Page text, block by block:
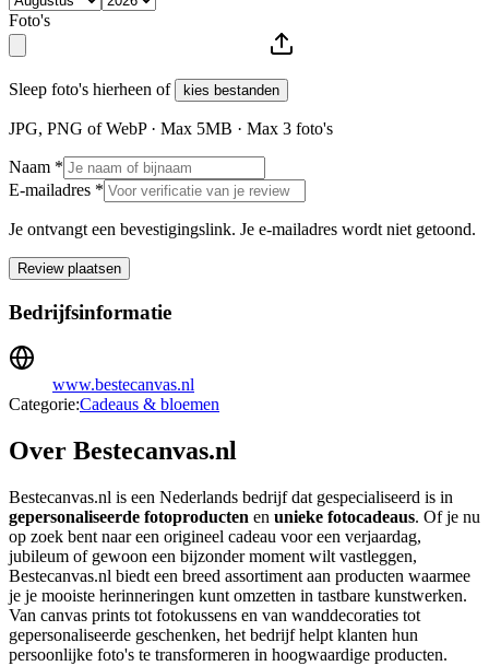
Foto's
Sleep foto's hierheen of kies bestanden
JPG, PNG of WebP · Max 5MB · Max 3 foto's
Naam *
E-mailadres *
Je ontvangt een bevestigingslink. Je e-mailadres wordt niet getoond.
Review plaatsen
Bedrijfsinformatie
www.bestecanvas.nl
Categorie:Cadeaus & bloemen
Over Bestecanvas.nl
Bestecanvas.nl is een Nederlands bedrijf dat gespecialiseerd is in
gepersonaliseerde fotoproducten en unieke fotocadeaus. Of je nu
op zoek bent naar een origineel cadeau voor een verjaardag,
jubileum of gewoon een bijzonder moment wilt vastleggen,
Bestecanvas.nl biedt een breed assortiment aan producten waarmee
je je mooiste herinneringen kunt omzetten in tastbare kunstwerken.
Van canvas prints tot fotokussens en van wanddecoraties tot
gepersonaliseerde geschenken, het bedrijf helpt klanten hun
persoonlijke foto's te transformeren in hoogwaardige producten.